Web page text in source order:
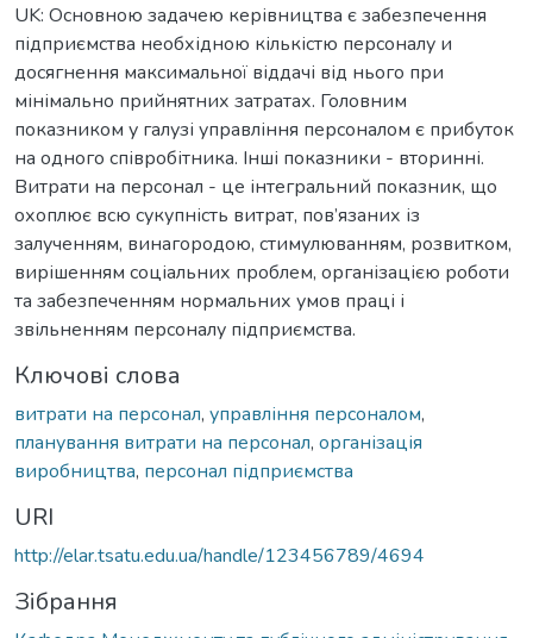
UK: Основною задачею керівництва є забезпечення
підприємства необхідною кількістю персоналу и
досягнення максимальної віддачі від нього при
мінімально прийнятних затратах. Головним
показником у галузі управління персоналом є прибуток
на одного співробітника. Інші показники - вторинні.
Витрати на персонал - це інтегральний показник, що
охоплює всю сукупність витрат, пов’язаних із
залученням, винагородою, стимулюванням, розвитком,
вирішенням соціальних проблем, організацією роботи
та забезпеченням нормальних умов праці і
звільненням персоналу підприємства.
Ключові слова
витрати на персонал, управління персоналом,
планування витрати на персонал, організація
виробництва, персонал підприємства
URI
http://elar.tsatu.edu.ua/handle/123456789/4694
Зібрання